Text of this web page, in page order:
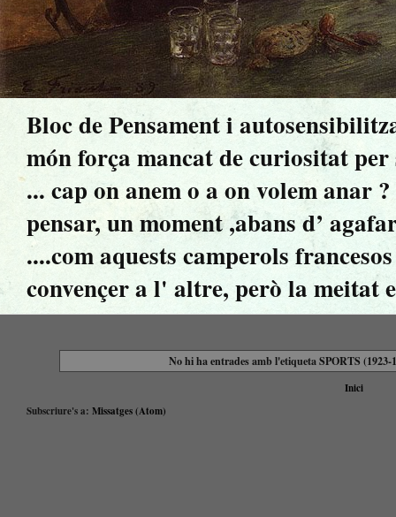
Bloc de Pensament i
món força mancat de curiositat per
... cap on anem o a on volem anar
pensar, un moment ,abans d’
....com aquests camperols
convençer a l' altre, però la meitat
No hi ha entrades amb l'etiquetaSPORTS (1923-
Inici
Subscriure's a: Missatges (Atom)